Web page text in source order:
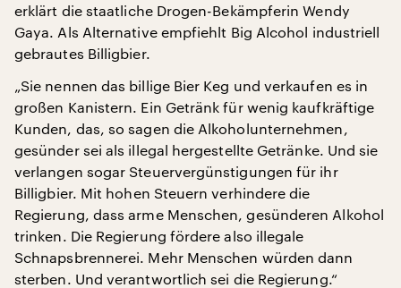
erklärt die staatliche Drogen-Bekämpferin Wendy
Gaya. Als Alternative empfiehlt Big Alcohol industriell
gebrautes Billigbier.
„Sie nennen das billige Bier Keg und verkaufen es in
großen Kanistern. Ein Getränk für wenig kaufkräftige
Kunden, das, so sagen die Alkoholunternehmen,
gesünder sei als illegal hergestellte Getränke. Und sie
verlangen sogar Steuervergünstigungen für ihr
Billigbier. Mit hohen Steuern verhindere die
Regierung, dass arme Menschen, gesünderen Alkohol
trinken. Die Regierung fördere also illegale
Schnapsbrennerei. Mehr Menschen würden dann
sterben. Und verantwortlich sei die Regierung.“